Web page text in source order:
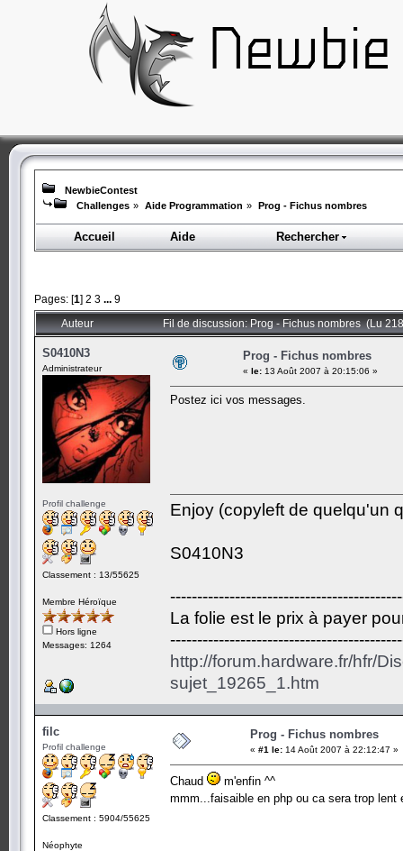
NewbieContest
Challenges » Aide Programmation » Prog - Fichus nombres
Accueil Aide Rechercher
Pages: [1] 2 3 ... 9
Auteur Fil de discussion: Prog - Fichus nombres (Lu
S0410N3
Administrateur
Profil challenge
Classement : 13/55625
Membre Héroïque
Hors ligne
Messages: 1264
Prog - Fichus nombres
« le: 13 Août 2007 à 20:15:06 »
Postez ici vos messages.
Enjoy (copyleft de quelqu'un
S0410N3
La folie est le prix à payer
http://forum.hardware.fr/hfr/
sujet_19265_1.htm
filc
Profil challenge
Classement : 5904/55625
Néophyte
Prog - Fichus nombres
« #1 le: 14 Août 2007 à 22:12:47 »
Chaud
m'enfin ^^
mmm...faisaible en php ou ca sera trop